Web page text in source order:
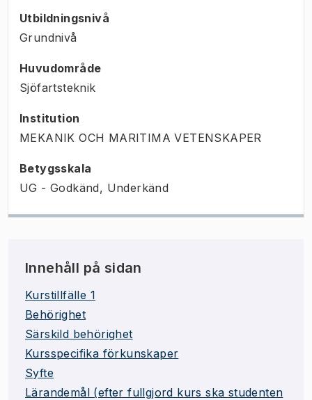
Utbildningsnivå
Grundnivå
Huvudområde
Sjöfartsteknik
Institution
MEKANIK OCH MARITIMA VETENSKAPER
Betygsskala
UG - Godkänd, Underkänd
Innehåll på sidan
Kurstillfälle 1
Behörighet
Särskild behörighet
Kursspecifika förkunskaper
Syfte
Lärandemål (efter fullgjord kurs ska studenten